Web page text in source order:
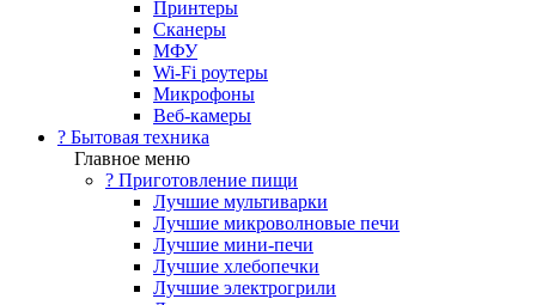
Принтеры
Сканеры
МФУ
Wi-Fi роутеры
Микрофоны
Веб-камеры
? Бытовая техника
Главное меню
? Приготовление пищи
Лучшие мультиварки
Лучшие микроволновые печи
Лучшие мини-печи
Лучшие хлебопечки
Лучшие электрогрили